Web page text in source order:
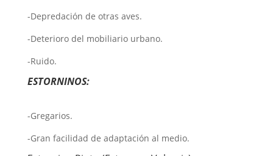
-Depredación de otras aves.
-Deterioro del mobiliario urbano.
-Ruido.
ESTORNINOS:
-Gregarios.
-Gran facilidad de adaptación al medio.